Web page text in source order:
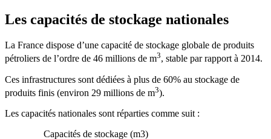
Les capacités de stockage nationales
La France dispose d’une capacité de stockage globale de produits
pétroliers de l’ordre de 46 millions de m3, stable par rapport à 2014.
Ces infrastructures sont dédiées à plus de 60% au stockage de
produits finis (environ 29 millions de m3).
Les capacités nationales sont réparties comme suit :
Capacités de stockage (m3)